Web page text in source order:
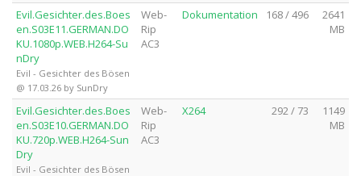
Evil.Gesichter.des.Boes
en.S03E11.GERMAN.DO
KU.1080p.WEB.H264-Su
nDry
Evil - Gesichter des Bösen
@ 17.03.26 by SunDry
Web-
Rip
AC3
Dokumentation 168 / 496
2641
MB
Evil.Gesichter.des.Boes
en.S03E10.GERMAN.DO
KU.720p.WEB.H264-Sun
Dry
Evil - Gesichter des Bösen
Web-
Rip
AC3
X264 292 / 73
1149
MB